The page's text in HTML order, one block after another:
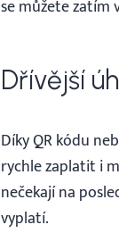
se můžete zatím
Dřívější
Díky QR kódu
rychle zaplatit i
nečekají na
vyplatí.